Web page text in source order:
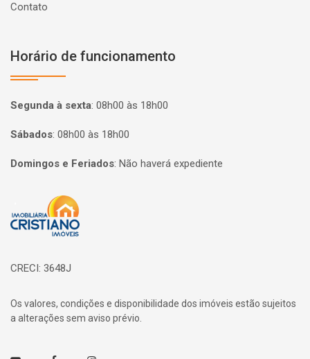
Contato
Horário de funcionamento
Segunda à sexta: 08h00 às 18h00
Sábados: 08h00 às 18h00
Domingos e Feriados: Não haverá expediente
Página inicial
CRECI: 3648J
Os valores, condições e disponibilidade dos imóveis estão sujeitos
a alterações sem aviso prévio.